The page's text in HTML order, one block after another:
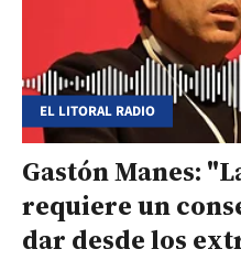
EL LITORAL RADIO
Gastón Manes:
requiere un
dar desde los